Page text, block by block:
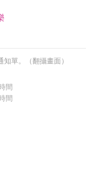
單。（翻攝畫面）
間
間